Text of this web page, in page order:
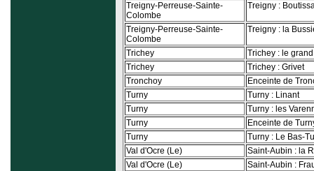
Treigny-Perreuse-Sainte-
Colombe
Treigny :
Treigny-Perreuse-Sainte-
Colombe
Treigny : la
Trichey
Trichey : le
Trichey
Trichey : Grivet
Tronchoy
Enceinte de
Turny
Turny : Linant
Turny
Turny : les
Turny
Enceinte de
Turny
Turny : Le Bas-
Val d'Ocre (Le)
Saint-Aubin : la
Val d'Ocre (Le)
Saint-Aubin :